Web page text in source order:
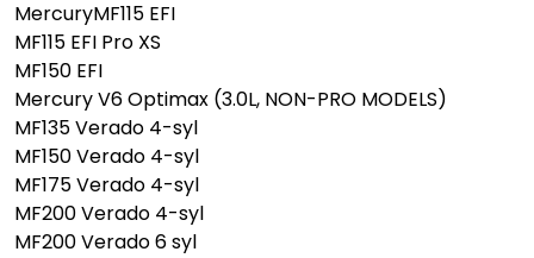
MercuryMF115 EFI
MF115 EFI Pro XS
MF150 EFI
Mercury V6 Optimax (3.0L, NON-PRO MODELS)
MF135 Verado 4-syl
MF150 Verado 4-syl
MF175 Verado 4-syl
MF200 Verado 4-syl
MF200 Verado 6 syl